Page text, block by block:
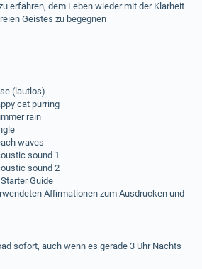
erfahren, dem Leben wieder mit der Klarheit
Geistes zu begegnen
(lautlos)
cat purring
rain
waves
sound 1
sound 2
Guide
Affirmationen zum Ausdrucken und
sofort, auch wenn es gerade 3 Uhr Nachts